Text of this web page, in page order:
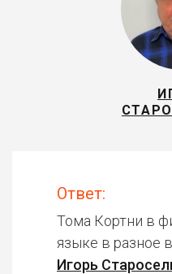
Ответ:
Тома Кортни в
языке в разное
Игорь